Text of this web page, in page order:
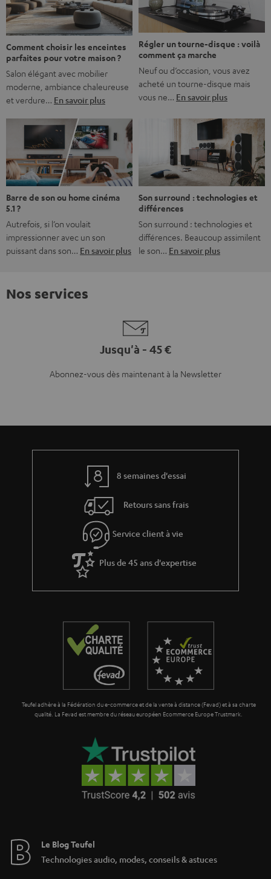
bonne nouvelle, c’est […]
Comment choisir les enceintes
parfaites pour votre maison ?
Salon élégant avec mobilier
moderne, ambiance chaleureuse
et verdure… En savoir plus
Régler un tourne-disque : voilà
comment ça marche
Neuf ou d’occasion, vous avez
acheté un tourne-disque mais
vous ne… En savoir plus
Barre de son ou home cinéma
5.1 ?
Autrefois, si l’on voulait
impressionner avec un son
puissant dans son… En savoir plus
Son surround : technologies et
différences
Son surround : technologies et
différences. Beaucoup assimilent
le son… En savoir plus
Nos services
Jusqu'à - 45 €
Abonnez-vous dès maintenant à la Newsletter
8 semaines d'essai
Retours sans frais
Service client à vie
Plus de 45 ans d'expertise
Teufel adhère à la Fédération du e-commerce et de la vente à distance (Fevad) et à sa charte
qualité. La Fevad est membre du réseau européen Ecommerce Europe Trustmark.
Le Blog Teufel
Technologies audio, modes, conseils & astuces